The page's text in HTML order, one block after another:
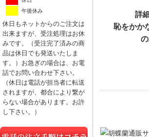
午後休み
休日もネットからのご注文は
出来ますが、受注処理はお休
みです。（受注完了済みの商
品は休日でも発送いたしま
す。）お急ぎの場合は、お電
話でお問い合わせ下さい。
（休日は電話が担当者に転送
されますが、都合により繋が
らない場合があります。お許
し下さい。）
詳
恥をかか